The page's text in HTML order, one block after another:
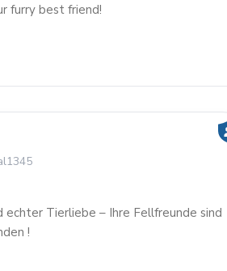
furry best friend!
echter Tierliebe – Ihre Fellfreunde sind
!